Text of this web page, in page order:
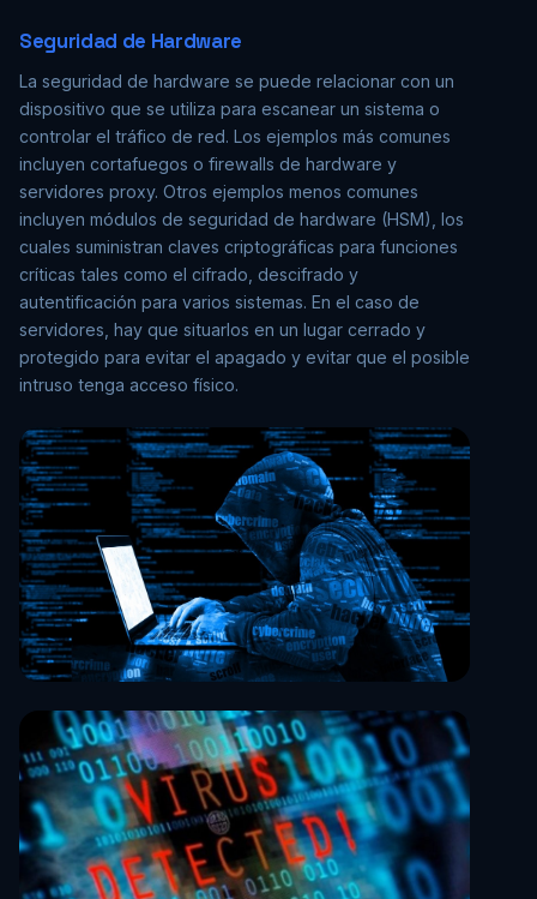
Seguridad de Hardware
La seguridad de hardware se puede relacionar con un
dispositivo que se utiliza para escanear un sistema o
controlar el tráfico de red. Los ejemplos más comunes
incluyen cortafuegos o firewalls de hardware y
servidores proxy. Otros ejemplos menos comunes
incluyen módulos de seguridad de hardware (HSM), los
cuales suministran claves criptográficas para funciones
críticas tales como el cifrado, descifrado y
autentificación para varios sistemas. En el caso de
servidores, hay que situarlos en un lugar cerrado y
protegido para evitar el apagado y evitar que el posible
intruso tenga acceso físico.